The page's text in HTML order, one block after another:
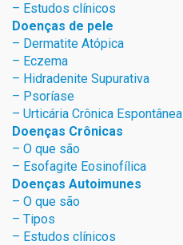
– Estudos clínicos
Doenças de pele
– Dermatite Atópica
– Eczema
– Hidradenite Supurativa
– Psoríase
– Urticária Crônica Espontânea
Doenças Crônicas
– O que são
– Esofagite Eosinofílica
Doenças Autoimunes
– O que são
– Tipos
– Estudos clínicos